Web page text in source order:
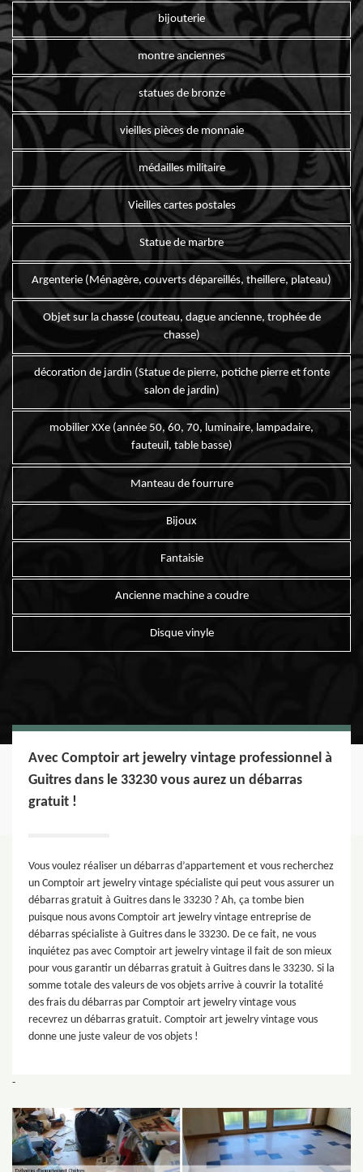
bijouterie
montre anciennes
statues de bronze
vieilles pièces de monnaie
médailles militaire
Vieilles cartes postales
Statue de marbre
Argenterie (Ménagère, couverts dépareillés, theillere, plateau)
Objet sur la chasse (couteau, dague ancienne, trophée de
chasse)
décoration de jardin (Statue de pierre, potiche pierre et fonte
salon de jardin)
mobilier XXe (année 50, 60, 70, luminaire, lampadaire,
fauteuil, table basse)
Manteau de fourrure
Bijoux
Fantaisie
Ancienne machine a coudre
Disque vinyle
Avec Comptoir art jewelry vintage professionnel à
Guitres dans le 33230 vous aurez un débarras
gratuit !
Vous voulez réaliser un débarras d’appartement et vous recherchez
un Comptoir art jewelry vintage spécialiste qui peut vous assurer un
débarras gratuit à Guitres dans le 33230 ? Ah, ça tombe bien
puisque nous avons Comptoir art jewelry vintage entreprise de
débarras spécialiste à Guitres dans le 33230. De ce fait, ne vous
inquiétez pas avec Comptoir art jewelry vintage il fait de son mieux
pour vous garantir un débarras gratuit à Guitres dans le 33230. Si la
somme totale des valeurs de vos objets arrive à couvrir la totalité
des frais du débarras par Comptoir art jewelry vintage vous
recevrez un débarras gratuit. Comptoir art jewelry vintage vous
donne une juste valeur de vos objets !
-